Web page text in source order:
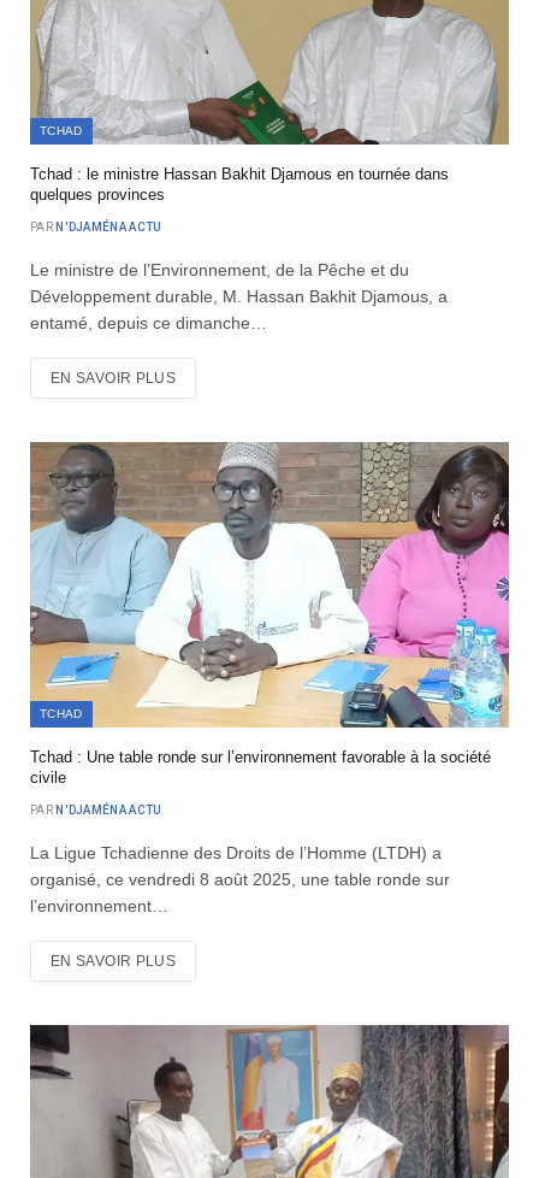
TCHAD
Tchad : le ministre Hassan Bakhit Djamous en tournée dans
quelques provinces
PAR N'DJAMÉNA ACTU
Le ministre de l’Environnement, de la Pêche et du
Développement durable, M. Hassan Bakhit Djamous, a
entamé, depuis ce dimanche…
EN SAVOIR PLUS
TCHAD
Tchad : Une table ronde sur l’environnement favorable à la société
civile
PAR N'DJAMÉNA ACTU
La Ligue Tchadienne des Droits de l’Homme (LTDH) a
organisé, ce vendredi 8 août 2025, une table ronde sur
l’environnement…
EN SAVOIR PLUS